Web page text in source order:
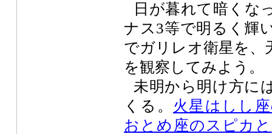
日が暮れて暗くな
ナス3等で明るく輝
でガリレオ衛星を、
を観察してみよう。
未明から明け方に
くる。 火星はしし
おとめ座のスピカと